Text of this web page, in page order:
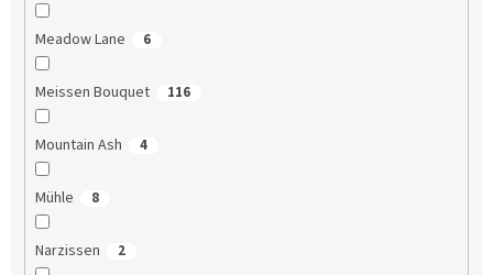
Meadow Lane 6
Meissen Bouquet 116
Mountain Ash 4
Mühle 8
Narzissen 2